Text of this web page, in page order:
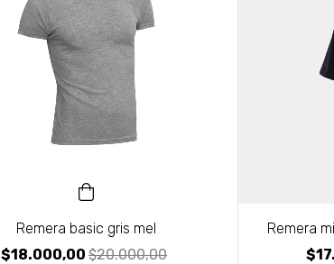
Remera basic gris mel
$18.000,00 $20.000,00
Remera